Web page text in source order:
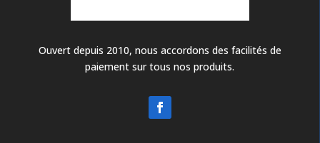
Ouvert depuis 2010, nous accordons des facilités de
paiement sur tous nos produits.